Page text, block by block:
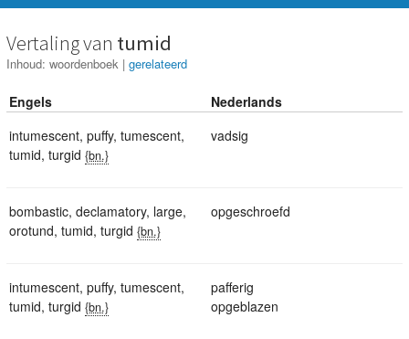
Vertaling van tumid
Inhoud: woordenboek | gerelateerd
Engels
Nederlands
intumescent, puffy, tumescent,
tumid, turgid {bn.}
vadsig
bombastic, declamatory, large,
orotund, tumid, turgid {bn.}
opgeschroefd
intumescent, puffy, tumescent,
tumid, turgid {bn.}
pafferig
opgeblazen